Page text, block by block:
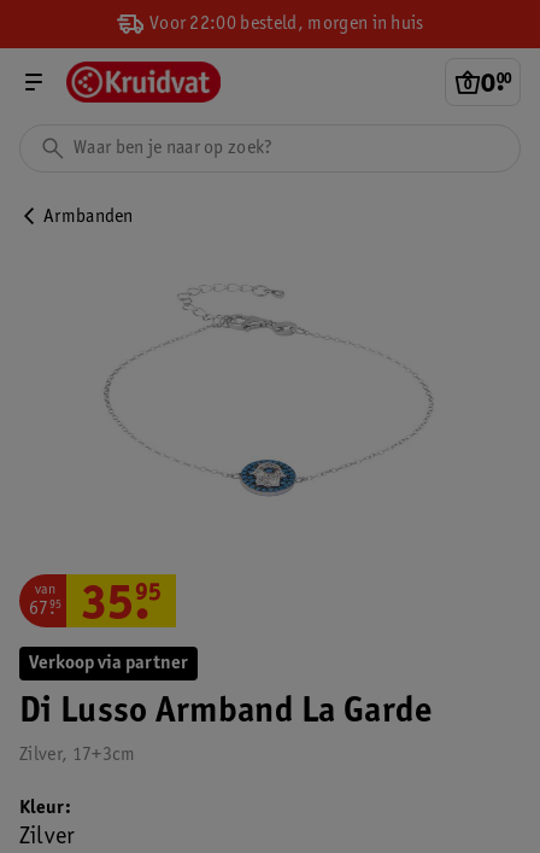
Voor 22:00 besteld, morgen in huis
0.
00
Armbanden
Verkoop via partner
Di Lusso Armband La Garde
Zilver, 17+3cm
van
67.
95 35.
95
Kleur
Zilver